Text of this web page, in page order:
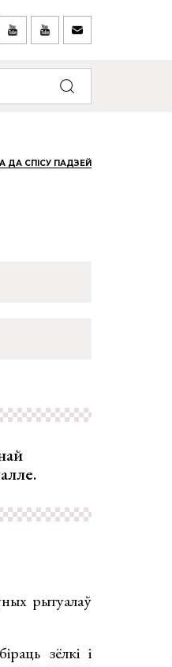
ДА СПІСУ ПАДЗЕЙ
рытуалаў
зёлкі і